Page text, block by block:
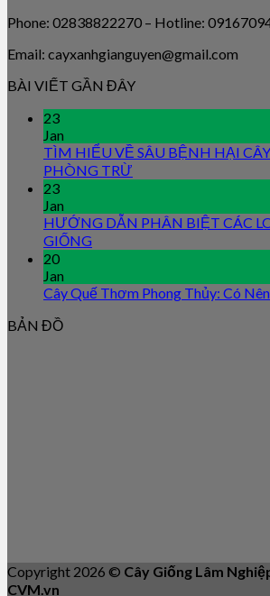
Phone: 02838822270 – Hotline:
Email: cayxanhgianguyen@gmail.com
BÀI VIẾT GẦN ĐÂY
23
Jan
TÌM HIỂU VỀ SÂU BỆNH HẠI
PHÒNG TRỪ
23
Jan
HƯỚNG DẪN PHÂN BIỆT CÁC
GIỐNG
20
Jan
Cây Quế Thơm Phong Thủy: Có
BẢN ĐỒ
Copyright 2026 © Cây Giống Lâm
CVM.vn